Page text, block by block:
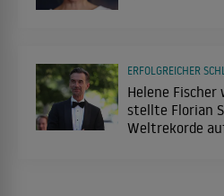
Helene Fischer
stellte Florian
Weltrekorde
ERFOLGREICHER